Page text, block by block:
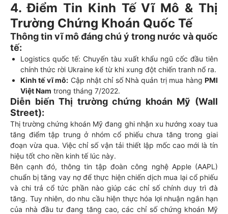
4. Điểm Tin Kinh Tế Vĩ Mô & Thị
Trường Chứng Khoán Quốc Tế
Thông tin vĩ mô đáng chú ý trong nước và quốc
tế:
Logistics quốc tế: Chuyến tàu xuất khẩu ngũ cốc đầu tiên
chính thức rời Ukraine kể từ khi xung đột chiến tranh nổ ra.
Kinh tế vĩ mô: Cập nhật chỉ số Nhà quản trị mua hàngPMI
Việt Nam trong tháng 7/2022.
Diễn biến Thị trường chứng khoán Mỹ (Wall
Street):
Thị trường chứng khoán Mỹ đang ghi nhận xu hướng xoay tua
tăng điểm tập trung ở nhóm cổ phiếu chưa tăng trong giai
đoạn vừa qua. Việc chỉ số vận tải thiết lập mốc cao mới là tín
hiệu tốt cho nền kinh tế lúc này.
Bên cạnh đó, thông tin tập đoàn công nghệ Apple (AAPL)
chuẩn bị tăng vay nợ để thực hiện chiến dịch mua lại cổ phiếu
và chi trả cổ tức phần nào giúp các chỉ số chính duy trì đà
tăng. Tuy nhiên, do nhu cầu hiện thực hóa lợi nhuận ngắn hạn
của nhà đầu tư đang tăng cao, các chỉ số chứng khoán Mỹ